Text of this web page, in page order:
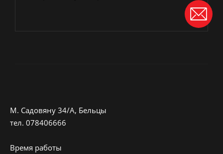
M. Садовяну 34/A, Бельцы
тeл. 078406666
Время работы